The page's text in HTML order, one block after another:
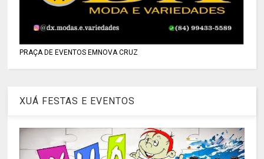
PRAÇA DE EVENTOS EMNOVA CRUZ
XUÁ FESTAS E EVENTOS